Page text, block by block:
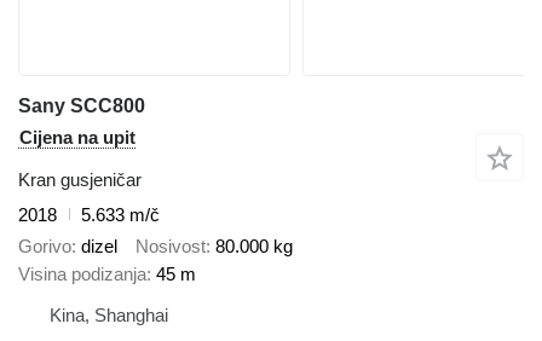
Sany SCC800
Cijena na upit
Kran gusjeničar
2018
5.633 m/č
Gorivo dizel Nosivost 80.000 kg
Visina podizanja 45 m
Kina, Shanghai